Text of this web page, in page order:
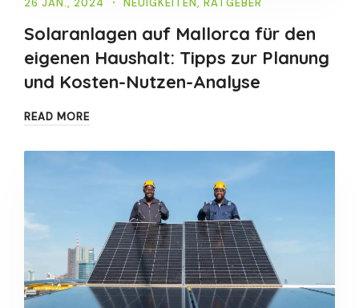
26 JAN., 2024 NEUIGKEITEN, RATGEBER
Solaranlagen auf Mallorca für den
eigenen Haushalt: Tipps zur Planung
und Kosten-Nutzen-Analyse
READ MORE